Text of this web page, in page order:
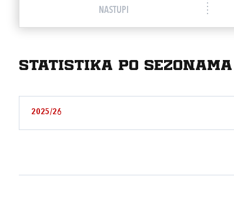
NASTUPI
Statistika po sezonama
2025/26